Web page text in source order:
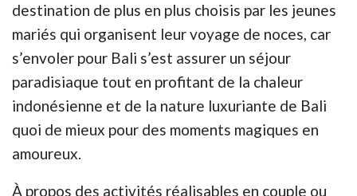
destination de plus en plus choisis par les jeunes
mariés qui organisent leur voyage de noces, car
s’envoler pour Bali s’est assurer un séjour
paradisiaque tout en profitant de la chaleur
indonésienne et de la nature luxuriante de Bali
quoi de mieux pour des moments magiques en
amoureux.
À propos des activités réalisables en couple ou